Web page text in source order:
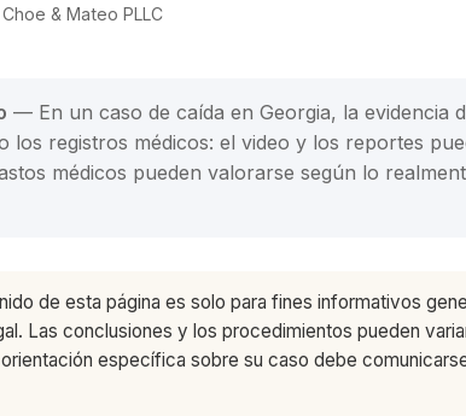
& Mateo PLLC
— En un caso de caída en Georgia, la evidencia
los registros médicos: el video y los reportes
médicos pueden valorarse según lo
de esta página es solo para fines informativos
Las conclusiones y los procedimientos pueden
específica sobre su caso debe